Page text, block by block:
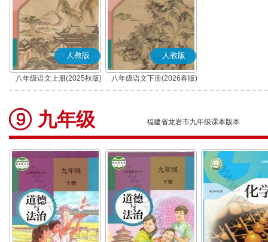
人教版
八年级语文上册(2025秋版)
(部编版)
人教版
八年级语文下册(2026春版)
(部编版)
九年级 福建省龙岩市九年级课本版本